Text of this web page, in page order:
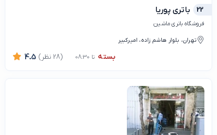
22 باتری پوریا
فروشگاه باتری ماشین
تهران، بلوار هاشم زاده، امیرکبیر
بسته تا 08:30 4.5 (28 نظر)